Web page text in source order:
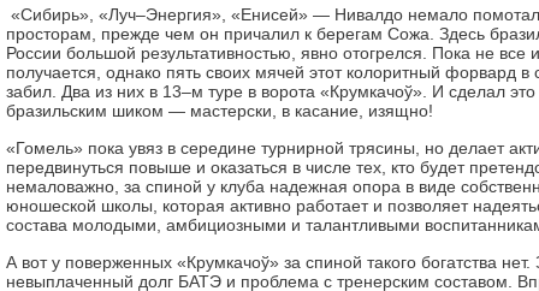
«Сибирь», «Луч–Энергия», «Енисей» — Нивалдо немало
просторам, прежде чем он причалил к берегам Сожа. Здесь
России большой результативностью, явно отогрелся. Пока не все
получается, однако пять своих мячей этот колоритный форвард в
забил. Два из них в 13–м туре в ворота «Крумкачоў». И сделал
бразильским шиком — мастерски, в касание, изящно!
«Гомель» пока увяз в середине турнирной трясины, но делает
передвинуться повыше и оказаться в числе тех, кто будет
немаловажно, за спиной у клуба надежная опора в виде
юношеской школы, которая активно работает и позволяет
состава молодыми, амбициозными и талантливыми
А вот у поверженных «Крумкачоў» за спиной такого богатства нет.
невыплаченный долг БАТЭ и проблема с тренерским составом.